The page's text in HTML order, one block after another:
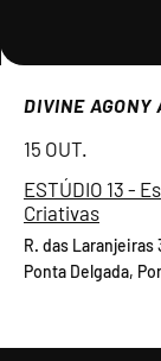
DIVINE AGONY
15 OUT.
ESTÚDIO 13 -
Criativas
R. das Laranjeiras
Ponta Delgada,